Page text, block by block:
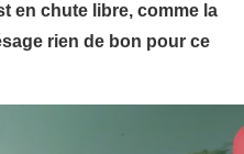
en chute libre, comme la
rien de bon pour ce